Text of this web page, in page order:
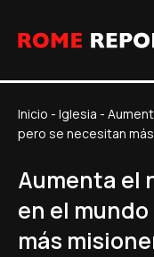
Inicio - Iglesia -
pero se necesitan
Aumenta el
en el
más